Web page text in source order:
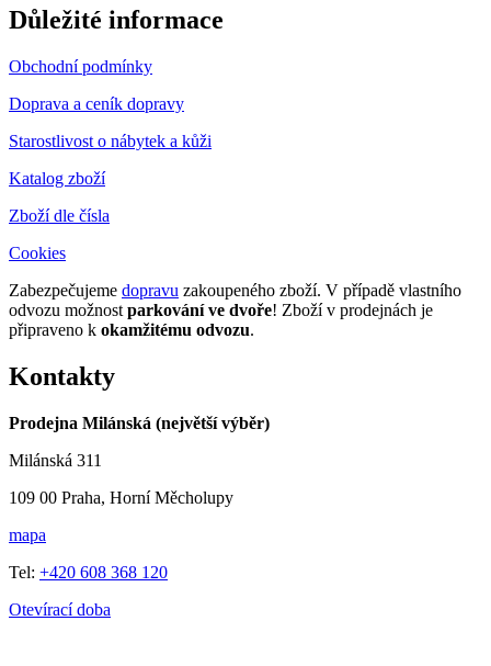
Důležité informace
Obchodní podmínky
Doprava a ceník dopravy
Starostlivost o nábytek a kůži
Katalog zboží
Zboží dle čísla
Cookies
Zabezpečujeme dopravu zakoupeného zboží. V případě vlastního
odvozu možnost parkování ve dvoře! Zboží v prodejnách je
připraveno k okamžitému odvozu.
Kontakty
Prodejna Milánská (největší výběr)
Milánská 311
109 00 Praha, Horní Měcholupy
mapa
Tel: +420 608 368 120
Otevírací doba